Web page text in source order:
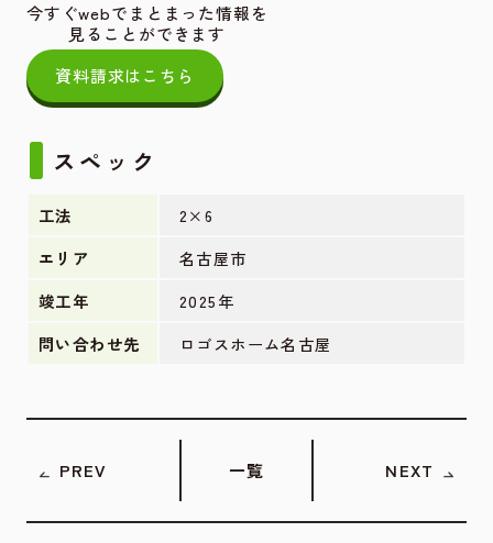
今すぐwebでまとまった情報を
見ることができます
資料請求はこちら
スペック
工法
2×6
エリア
名古屋市
竣工年
2025年
問い合わせ先
ロゴスホーム名古屋
PREV 一覧 NEXT